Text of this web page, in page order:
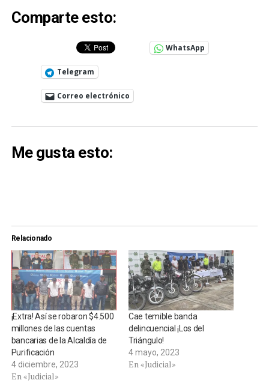
Comparte esto:
WhatsApp
Telegram
Correo electrónico
Me gusta esto:
Relacionado
¡Extra! Así se robaron $4.500
millones de las cuentas
bancarias de la Alcaldía de
Purificación
4 diciembre, 2023
En «Judicial»
Cae temible banda
delincuencial ¡Los del
Triángulo!
4 mayo, 2023
En «Judicial»